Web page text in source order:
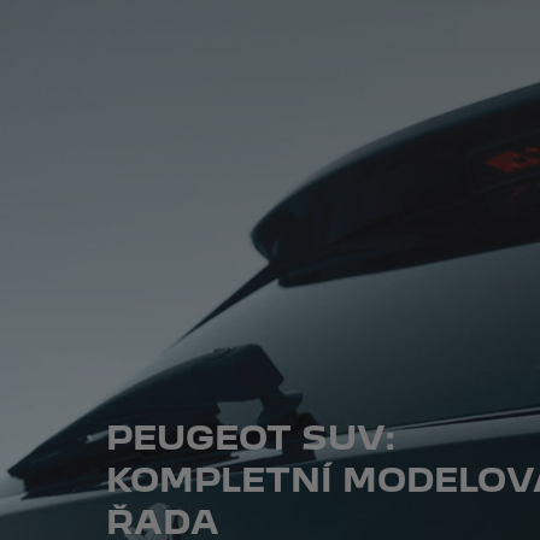
PEUGEOT SUV:
KOMPLETNÍ
ŘADA